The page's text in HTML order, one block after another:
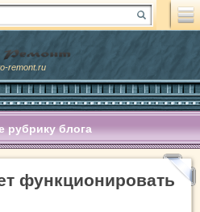
remont.ru
рубрику блога
функционировать